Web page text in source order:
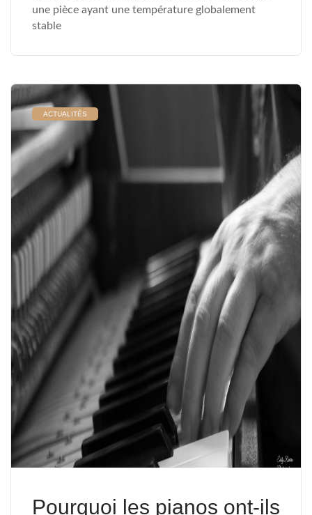
une pièce ayant une température globalement
stable
ACTUALITÉS
Pourquoi les pianos ont-ils